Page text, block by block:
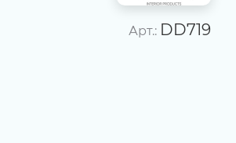
Арт.: DD719